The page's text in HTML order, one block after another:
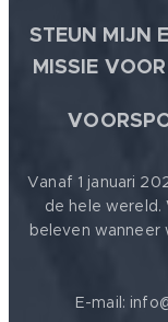
STEUN MIJN
MISSIE
Vanaf 1 januari
de hele wereld.
beleven wanneer
E-mail: